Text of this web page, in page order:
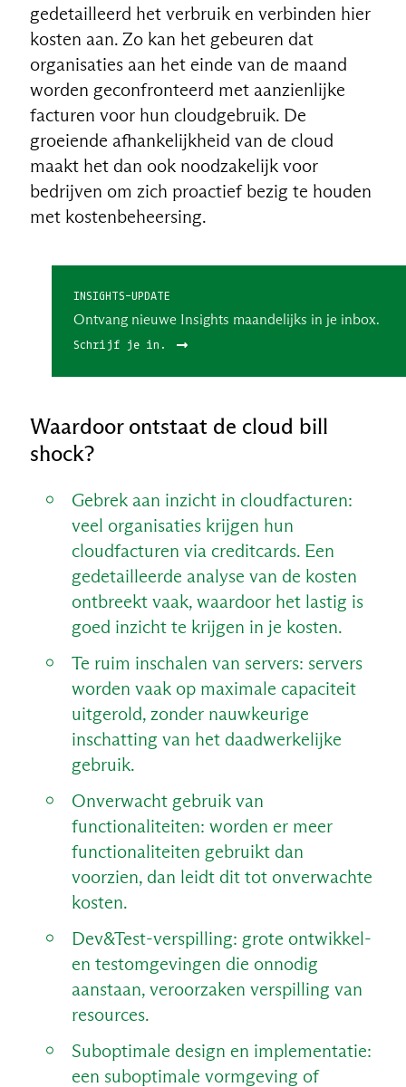
gedetailleerd het verbruik en verbinden hier
kosten aan. Zo kan het gebeuren dat
organisaties aan het einde van de maand
worden geconfronteerd met aanzienlijke
facturen voor hun cloudgebruik. De
groeiende afhankelijkheid van de cloud
maakt het dan ook noodzakelijk voor
bedrijven om zich proactief bezig te houden
met kostenbeheersing.
INSIGHTS-UPDATE
Ontvang nieuwe Insights maandelijks in je inbox.
Schrijf je in.
Waardoor ontstaat de cloud bill
shock?
Gebrek aan inzicht in cloudfacturen:
veel organisaties krijgen hun
cloudfacturen via creditcards. Een
gedetailleerde analyse van de kosten
ontbreekt vaak, waardoor het lastig is
goed inzicht te krijgen in je kosten.
Te ruim inschalen van servers: servers
worden vaak op maximale capaciteit
uitgerold, zonder nauwkeurige
inschatting van het daadwerkelijke
gebruik.
Onverwacht gebruik van
functionaliteiten: worden er meer
functionaliteiten gebruikt dan
voorzien, dan leidt dit tot onverwachte
kosten.
Dev&Test-verspilling: grote ontwikkel-
en testomgevingen die onnodig
aanstaan, veroorzaken verspilling van
resources.
Suboptimale design en implementatie:
een suboptimale vormgeving of